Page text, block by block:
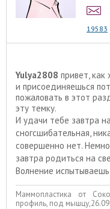
19583
Yulya2808 привет,
и присоединяешься
пожаловать в этот
эту темку.
И удачи тебе завтра
сногсшибательная,
совершенно нет.
завтра родиться на
Волнение
Маммопластика от
профиль, под